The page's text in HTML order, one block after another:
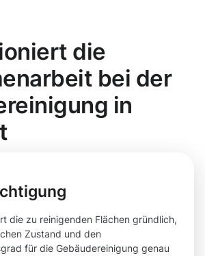
die
bei der
in
die zu reinigenden Flächen gründlich,
Zustand und den
für die Gebäudereinigung genau